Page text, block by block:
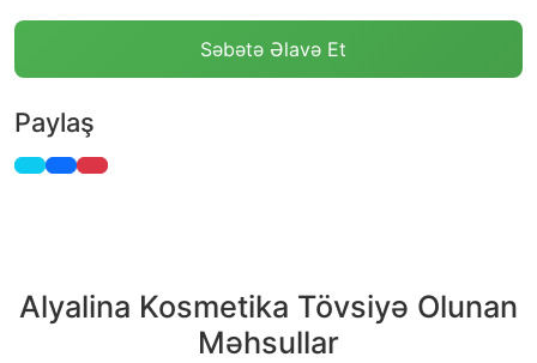
Səbətə Əlavə Et
Paylaş
Alyalina Kosmetika Tövsiyə Olunan
Məhsullar